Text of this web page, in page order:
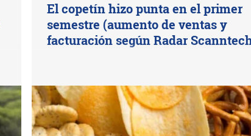
El copetín hizo punta en el primer
semestre (aumento de ventas y
facturación según Radar